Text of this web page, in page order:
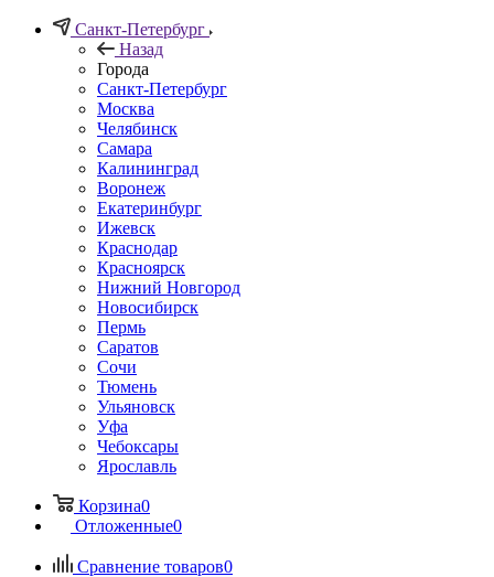
Санкт-Петербург
Назад
Города
Санкт-Петербург
Москва
Челябинск
Самара
Калининград
Воронеж
Екатеринбург
Ижевск
Краснодар
Красноярск
Нижний Новгород
Новосибирск
Пермь
Саратов
Сочи
Тюмень
Ульяновск
Уфа
Чебоксары
Ярославль
Корзина0
Отложенные0
Сравнение товаров0